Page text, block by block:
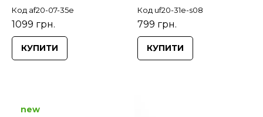
Код af20-07-35e
1099 грн.
КУПИТИ
Код uf20-31e-s08
799 грн.
КУПИТИ
new